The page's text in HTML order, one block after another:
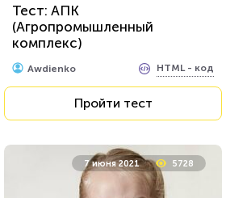
Тест: АПК
(Агропромышленный
комплекс)
Awdienko HTML - код
Пройти тест
7 июня 2021 5728